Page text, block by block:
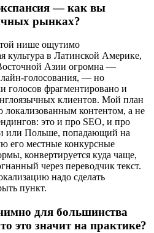
— как вы
рынках?
нише ощутимо
культура в Латинской Америке,
Азии огромна —
голосования, — но
голосов фрагментировано и
клиентов. Мой план
контентом, а не
это и про SEO, и про
или Польше, попадающий на
его местные конкурсные
конвертируется куда чаще,
через переводчик текст.
надо сделать
пункт.
для большинства
это значит на практике?